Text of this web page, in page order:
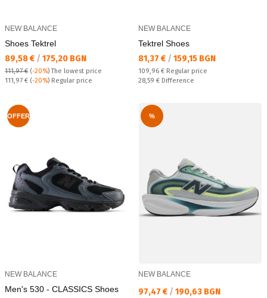
NEW BALANCE
Shoes Tektrel
Текуща цена:
89,58 € / 175,20 BGN
111,97 € (-20%)The lowest price
Regular price:
111,97 € (-20%) Regular price
NEW BALANCE
Tektrel Shoes
Текуща цена:
81,37 € / 159,15 BGN
Regular price:
109,96 € Regular price
Спестявате:
28,59 € Difference
OFFER
NEW BALANCE
Men's 530 - CLASSICS Shoes
%
NEW BALANCE
Текуща цена:
97,47 € / 190,63 BGN